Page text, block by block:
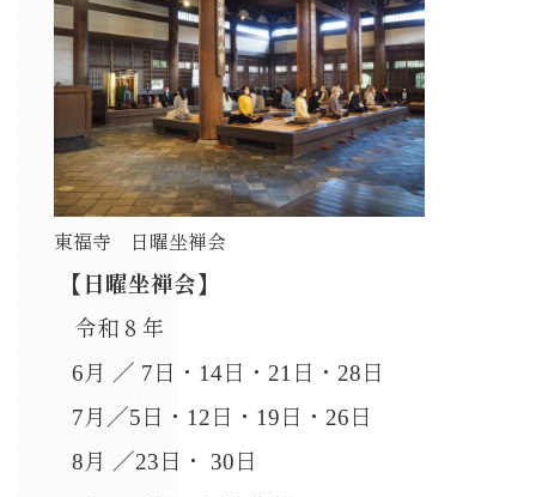
東福寺 日曜坐禅会
【日曜坐禅会】
令和８年
6月 ／ 7日・14日・21日・28日
7月／5日・12日・19日・26日
8月 ／23日・ 30日